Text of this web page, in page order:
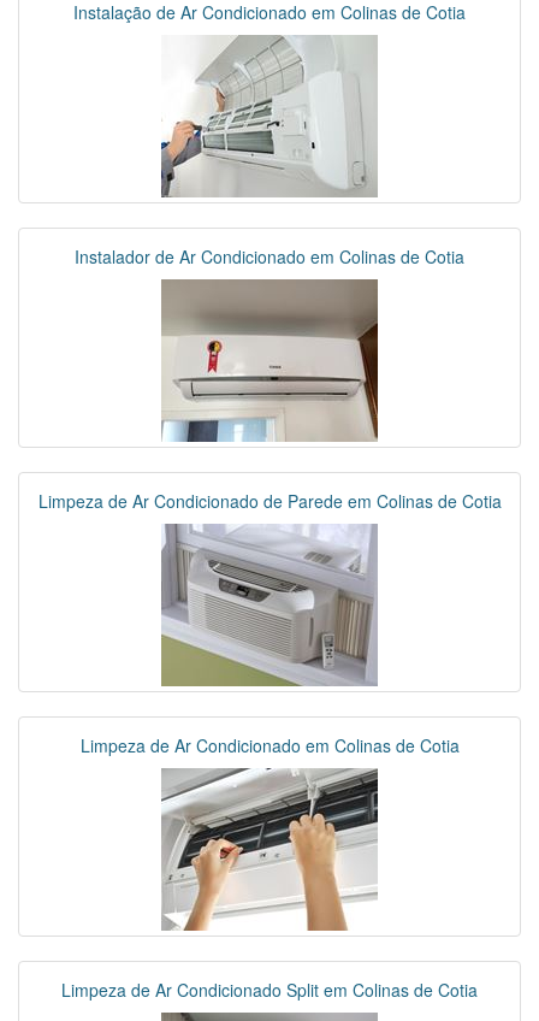
Instalação de Ar Condicionado em Colinas de Cotia
Instalador de Ar Condicionado em Colinas de Cotia
Limpeza de Ar Condicionado de Parede em Colinas de Cotia
Limpeza de Ar Condicionado em Colinas de Cotia
Limpeza de Ar Condicionado Split em Colinas de Cotia